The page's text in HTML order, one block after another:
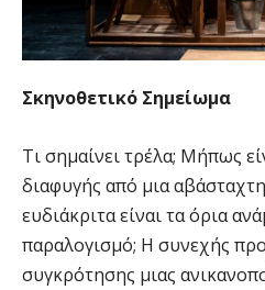
Σκηνοθετικό Σημείωμα
Τι σημαίνει τρέλα; Μήπως
διαφυγής από μια
ευδιάκριτα είναι τα όρια
παραλογισμό; Η συνεχής
συγκρότησης μιας